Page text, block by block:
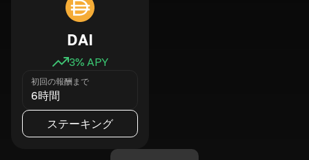
DAI
3% APY
初回の報酬まで
6時間
ステーキング